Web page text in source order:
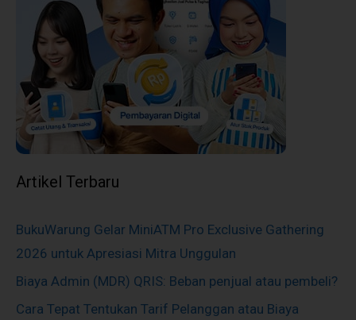
Artikel Terbaru
BukuWarung Gelar MiniATM Pro Exclusive Gathering
2026 untuk Apresiasi Mitra Unggulan
Biaya Admin (MDR) QRIS: Beban penjual atau pembeli?
Cara Tepat Tentukan Tarif Pelanggan atau Biaya